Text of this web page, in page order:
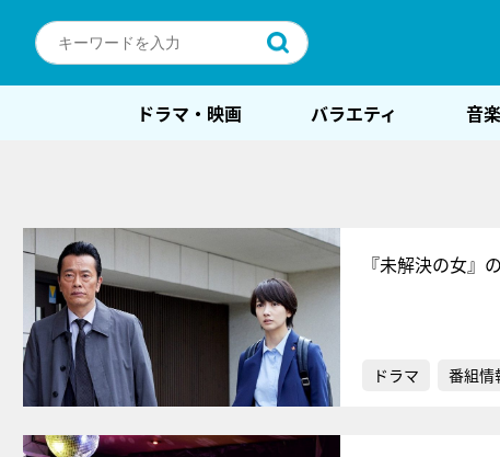
ドラマ・映画 バラエティ 音楽
『未解決の女』
ドラマ 番組情